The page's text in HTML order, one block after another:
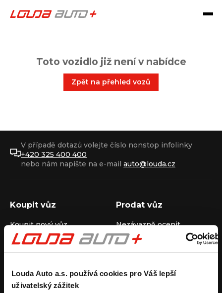
Louda Auto a.s. používá cookies pro Váš lepší
uživatelský zážitek
Toto vozidlo již není v nabídce
Zpět na přehled vozů
V případě dotazů volejte číslo nonstop infolinky
+420 325 400 400
nebo nám napište na e-mail auto@louda.cz
Koupit vůz
Koupit nový vůz
Koupit ojetý vůz
Koupit užitkový vůz
Prodat vůz
Nezávazně ocenit
Průběh výkupu vozu
Pronájem
Carsharing
Společnost